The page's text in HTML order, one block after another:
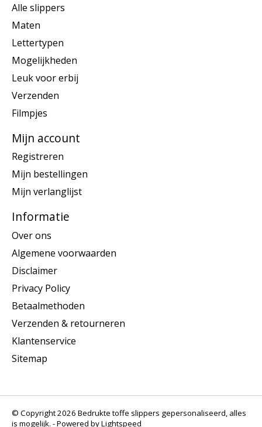
Alle slippers
Maten
Lettertypen
Mogelijkheden
Leuk voor erbij
Verzenden
Filmpjes
Mijn account
Registreren
Mijn bestellingen
Mijn verlanglijst
Informatie
Over ons
Algemene voorwaarden
Disclaimer
Privacy Policy
Betaalmethoden
Verzenden & retourneren
Klantenservice
Sitemap
© Copyright 2026 Bedrukte toffe slippers gepersonaliseerd, alles
is mogelijk. - Powered byLightspeed